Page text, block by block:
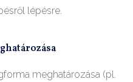
lépésre.
meghatározása (pl.